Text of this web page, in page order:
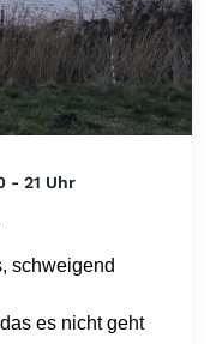
- 21 Uhr
schweigend
es nicht geht